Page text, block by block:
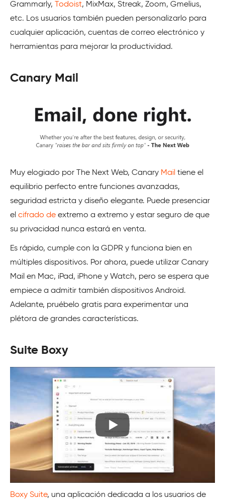
Grammarly, Todoist, MixMax, Streak, Zoom, Gmelius,
etc. Los usuarios también pueden personalizarlo para
cualquier aplicación, cuentas de correo electrónico y
herramientas para mejorar la productividad.
Canary Mail
Muy elogiado por The Next Web, Canary Mail tiene el
equilibrio perfecto entre funciones avanzadas,
seguridad estricta y diseño elegante. Puede presenciar
el cifrado de extremo a extremo y estar seguro de que
su privacidad nunca estará en venta.
Es rápido, cumple con la GDPR y funciona bien en
múltiples dispositivos. Por ahora, puede utilizar Canary
Mail en Mac, iPad, iPhone y Watch, pero se espera que
empiece a admitir también dispositivos Android.
Adelante, pruébelo gratis para experimentar una
plétora de grandes características.
Suite Boxy
Boxy Suite, una aplicación dedicada a los usuarios de